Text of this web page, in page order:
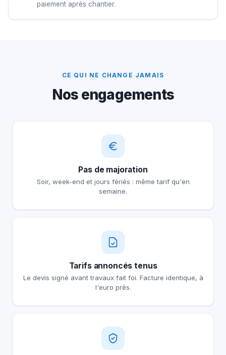
paiement après chantier.
CE QUI NE CHANGE JAMAIS
Nos engagements
Pas de majoration
Soir, week-end et jours fériés : même tarif qu'en
semaine.
Tarifs annoncés tenus
Le devis signé avant travaux fait foi. Facture identique, à
l'euro près.